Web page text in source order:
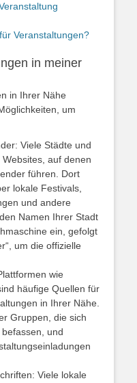
Veranstaltungen?
in meiner
in Ihrer Nähe
um
Viele Städte und
auf denen
führen. Dort
lokale Festivals,
und andere
Namen Ihrer Stadt
ein, gefolgt
um die offizielle
wie
häufige Quellen für
in Ihrer Nähe.
Gruppen, die sich
und
Viele lokale